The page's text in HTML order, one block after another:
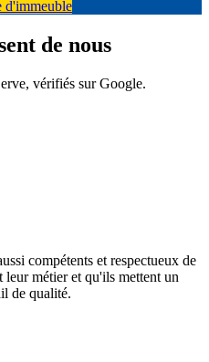
d'immeuble
de nous
vérifiés sur Google.
compétents et respectueux de
métier et qu'ils mettent un
de qualité.